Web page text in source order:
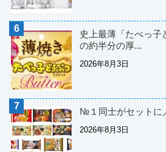
史上最薄「たべっ
の約半分の厚...
2026年8月3日
№１同士がセットに
2026年8月3日